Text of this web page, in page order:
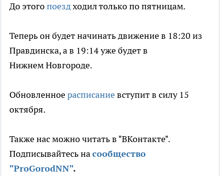
До этогопоездходил только по пятницам.
Теперь он будет начинать движение в 18:20 из
Правдинска, а в 19:14 уже будет в
Нижнем Новгороде.
Обновленноерасписаниевступит в силу 15
октября.
Также нас можно читать в "ВКонтакте".
Подписывайтесь насообщество
"ProGorodNN".